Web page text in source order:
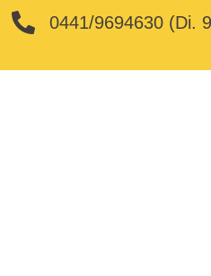
0441/9694630 (Di.